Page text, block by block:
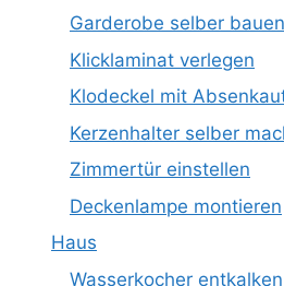
Garderobe selber bauen
Klicklaminat verlegen
Klodeckel mit
Kerzenhalter selber
Zimmertür einstellen
Deckenlampe montieren
Haus
Wasserkocher entkalken